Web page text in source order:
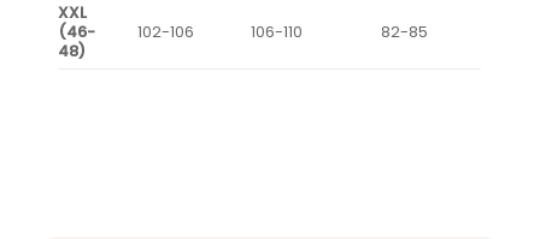
XXL
(46-
48)
102-106 106-110 82-85